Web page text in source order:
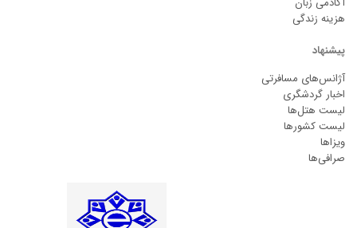
هزینه زندگی
پیشنهاد
آژانس‌های مسافرتی
اخبار گردشگری
لیست هتل‌ها
لیست کشورها
ویزاها
صرافی‌ها